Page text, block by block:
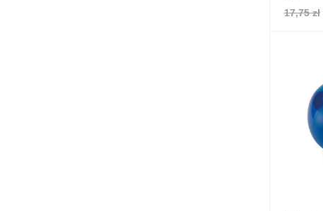
17,75 zł